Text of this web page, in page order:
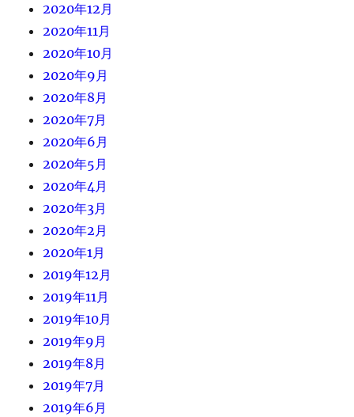
2020年12月
2020年11月
2020年10月
2020年9月
2020年8月
2020年7月
2020年6月
2020年5月
2020年4月
2020年3月
2020年2月
2020年1月
2019年12月
2019年11月
2019年10月
2019年9月
2019年8月
2019年7月
2019年6月